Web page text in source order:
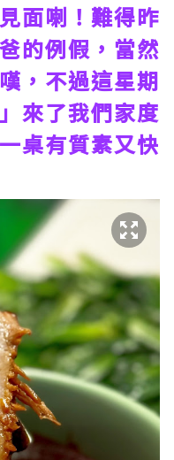
面喇！難得昨
的例假，當然
，不過這星期
來了我們家度
桌有質素又快